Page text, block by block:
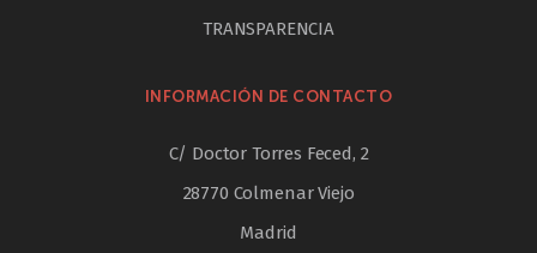
TRANSPARENCIA
INFORMACIÓN DE CONTACTO
C/ Doctor Torres Feced, 2
28770 Colmenar Viejo
Madrid